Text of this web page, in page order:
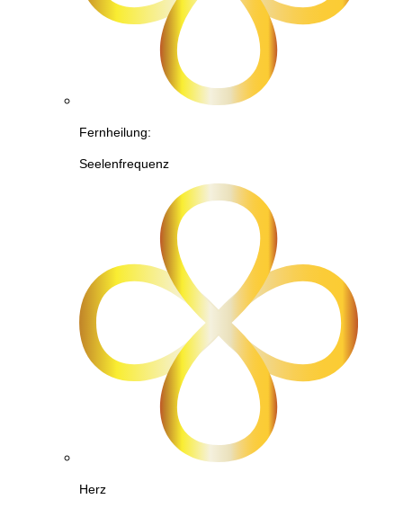
Fernheilung:
Seelenfrequenz
Herz